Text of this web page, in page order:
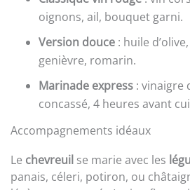
oignons, ail, bouquet garni.
Version douce : huile
genièvre, romarin.
Marinade express : vinaigre
concassé, 4 heures avant
Accompagnements idéaux
Le chevreuil se marie avec les
panais, céleri, potiron, ou